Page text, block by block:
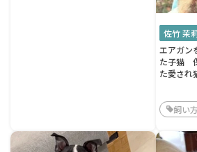
佐竹 茉
エアガン
た子猫
た愛され
飼い